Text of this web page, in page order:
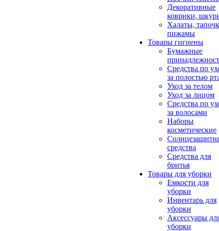
Декоративные
коврики,
Халаты,
пижамы
Товары гигиены
Бумажные
Средства по
за полостью
Уход за телом
Уход за лицом
Средства по
за волосами
Наборы
косметические
средства
Средства для
бритья
Товары для уборки
Емкости для
уборки
Инвентарь для
уборки
Аксессуары
уборки